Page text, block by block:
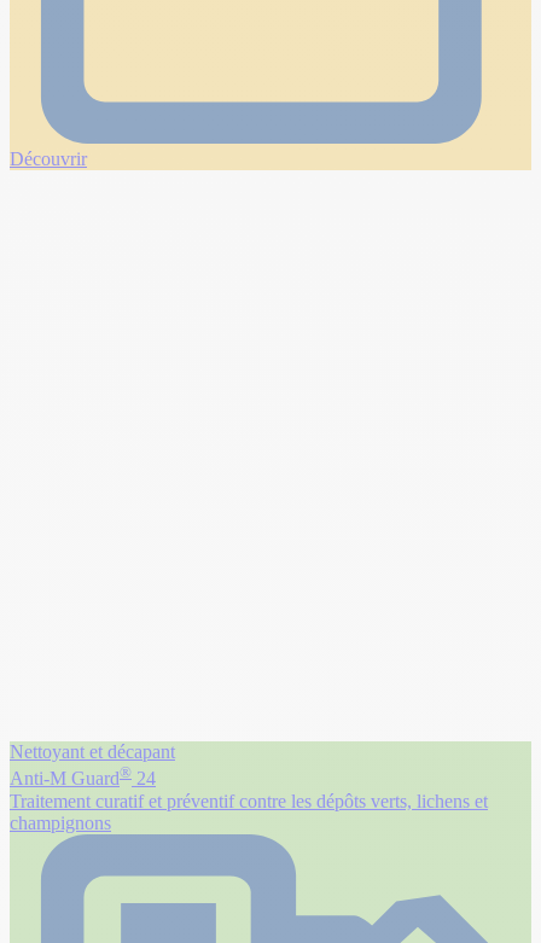
Découvrir
Nettoyant et décapant
Anti-M Guard® 24
Traitement curatif et préventif contre les dépôts verts, lichens et
champignons